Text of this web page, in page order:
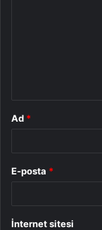
Ad *
E-posta *
İnternet sitesi